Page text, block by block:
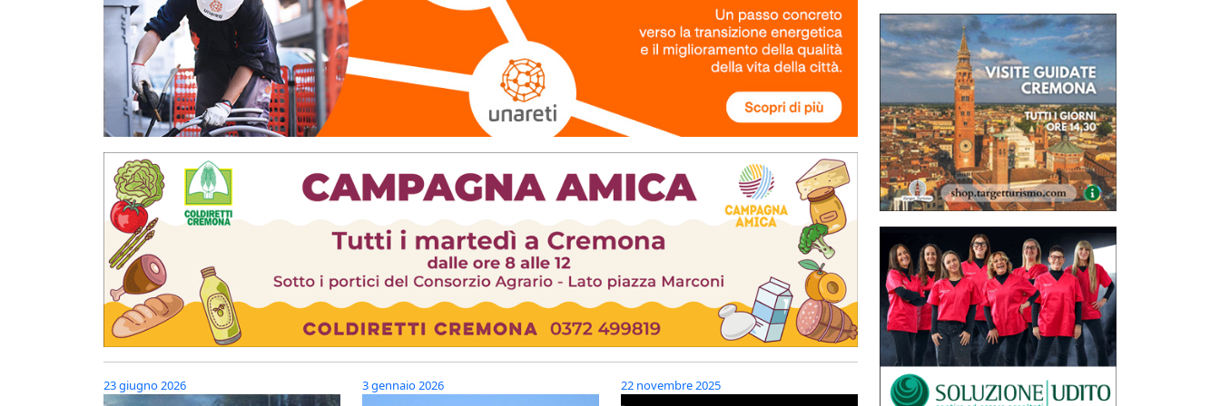
23 giugno 2026 3 gennaio 2026 22 novembre 2025